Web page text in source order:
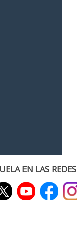
EN LAS REDES